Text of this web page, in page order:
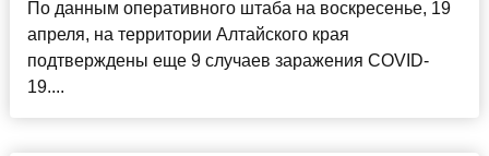
По данным оперативного штаба на воскресенье, 19
апреля, на территории Алтайского края
подтверждены еще 9 случаев заражения COVID-
19....